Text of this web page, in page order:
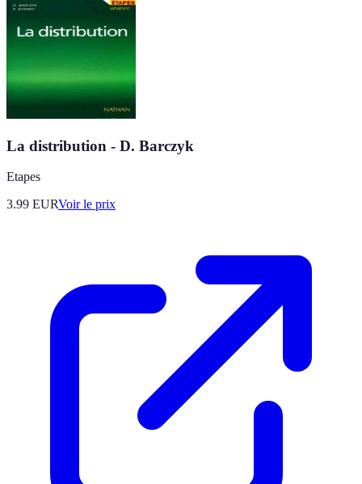
La distribution - D. Barczyk
Etapes
3.99 EURVoir le prix